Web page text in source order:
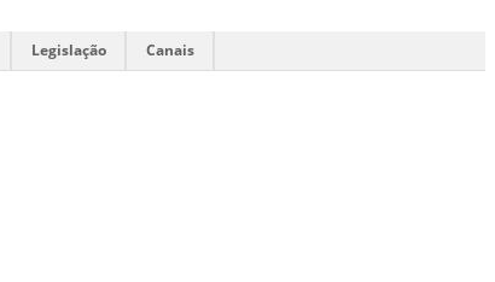
Legislação Canais